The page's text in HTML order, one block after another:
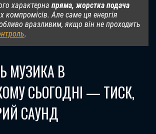
характерна пряма, жорстка подача
компромісів. Але саме ця енергія
вразливим, якщо він не проходить
.
МУЗИКА В
СЬОГОДНІ — ТИСК,
САУНД